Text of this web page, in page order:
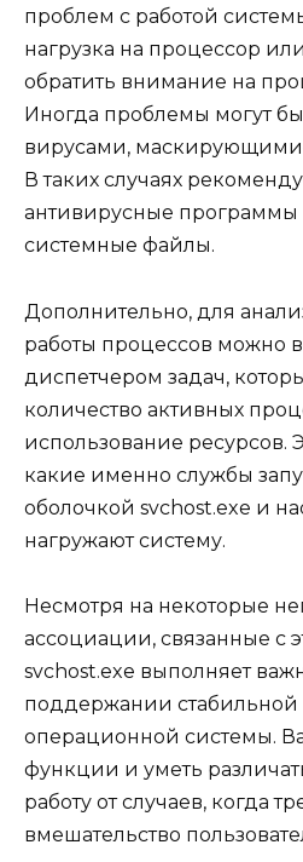
проблем с работой
нагрузка на процессор
обратить внимание на
Иногда проблемы могут
вирусами,
В таких случаях
антивирусные программы
системные файлы.
Дополнительно, для
работы процессов можно
диспетчером задач,
количество активных
использование ресурсов.
какие именно службы
оболочкой svchost.exe и
нагружают систему.
Несмотря на некоторые
ассоциации, связанные с
svchost.exe выполняет
поддержании стабильной
операционной системы.
функции и уметь
работу от случаев, когда
вмешательство